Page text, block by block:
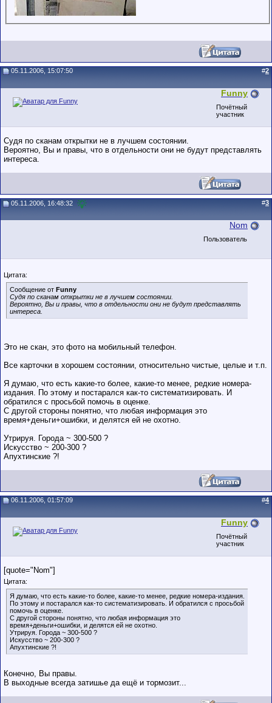
05.11.2006, 15:07:50 #2
Funny
Почётный
участник
Судя по сканам открытки не в лучшем состоянии.
Вероятно, Вы и правы, что в отдельности они не будут представлять
интереса.
05.11.2006, 16:48:32 #3
Nom
Пользователь
Цитата:
Сообщение от Funny
Судя по сканам открытки не в лучшем состоянии.
Вероятно, Вы и правы, что в отдельности они не будут представлять
интереса.
Это не скан, это фото на мобильный телефон.
Все карточки в хорошем состоянии, относительно чистые, целые и т.п.
Я думаю, что есть какие-то более, какие-то менее, редкие номера-
издания. По этому и постарался как-то систематизировать. И
обратился с просьбой помочь в оценке.
С другой стороны понятно, что любая информация это
время+деньги+ошибки, и делятся ей не охотно.
Утрируя. Города ~ 300-500 ?
Искусство ~ 200-300 ?
Апухтинские ?!
06.11.2006, 01:57:09 #4
Funny
Почётный
участник
[quote="Nom"]
Цитата:
Я думаю, что есть какие-то более, какие-то менее, редкие номера-издания.
По этому и постарался как-то систематизировать. И обратился с просьбой
помочь в оценке.
С другой стороны понятно, что любая информация это
время+деньги+ошибки, и делятся ей не охотно.
Утрируя. Города ~ 300-500 ?
Искусство ~ 200-300 ?
Апухтинские ?!
Конечно, Вы правы.
В выходные всегда затишье да ещё и тормозит...